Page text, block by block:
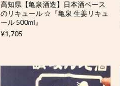
高知県【亀泉酒造】日本酒ベース
のリキュール ☆『亀泉 生姜リキュ
ール 500ml』
¥1,705